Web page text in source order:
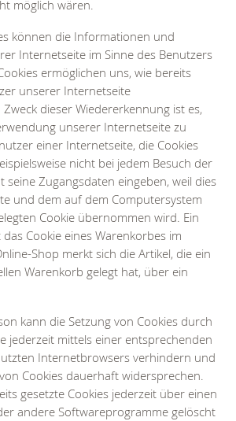
möglich wären.
können die Informationen und
Internetseite im Sinne des Benutzers
ermöglichen uns, wie bereits
unserer Internetseite
dieser Wiedererkennung ist es,
unserer Internetseite zu
einer Internetseite, die Cookies
nicht bei jedem Besuch der
seine Zugangsdaten eingeben, weil dies
und dem auf dem Computersystem
Cookie übernommen wird. Ein
Cookie eines Warenkorbes im
Shop merkt sich die Artikel, die ein
Warenkorb gelegt hat, über ein
kann die Setzung von Cookies durch
jederzeit mittels einer entsprechenden
Internetbrowsers verhindern und
Cookies dauerhaft widersprechen.
gesetzte Cookies jederzeit über einen
andere Softwareprogramme gelöscht